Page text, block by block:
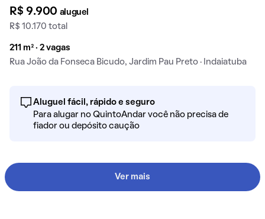
R$ 9.900 aluguel
R$ 10.170 total
211 m² · 2 vagas
Rua João da Fonseca Bicudo, Jardim Pau Preto · Indaiatuba
Aluguel fácil, rápido e seguro
Para alugar no QuintoAndar você não precisa de
fiador ou depósito caução
Ver mais